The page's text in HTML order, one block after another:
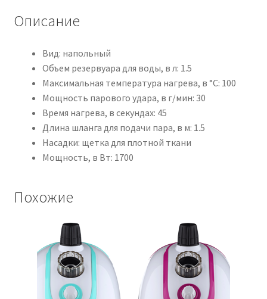
Описание
Вид: напольный
Объем резервуара для воды, в л: 1.5
Максимальная температура нагрева, в °C: 100
Мощность парового удара, в г/мин: 30
Время нагрева, в секундах: 45
Длина шланга для подачи пара, в м: 1.5
Насадки: щетка для плотной ткани
Мощность, в Вт: 1700
Похожие